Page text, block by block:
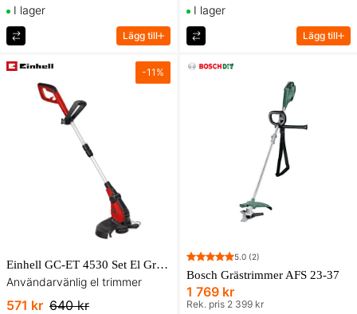
I lager
Lägg till
I lager
Lägg till
-11 %
Einhell GC-ET 4530 Set El Grästrimmer
Användarvänlig el trimmer
571 kr 640 kr
5.0 (2)
Bosch Grästrimmer AFS 23-37
1 769 kr
Rek. pris 2 399 kr